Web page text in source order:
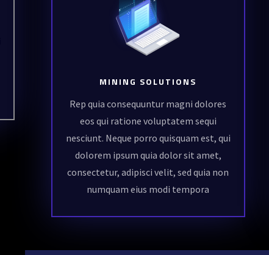
MINING SOLUTIONS
Rep quia consequuntur magni dolores
eos qui ratione voluptatem sequi
nesciunt. Neque porro quisquam est, qui
dolorem ipsum quia dolor sit amet,
consectetur, adipisci velit, sed quia non
numquam eius modi tempora